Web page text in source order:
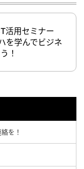
活用セミナー
を学んでビジネ
！
を！